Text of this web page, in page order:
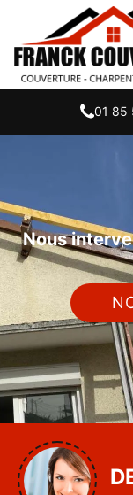
01 85
Nous